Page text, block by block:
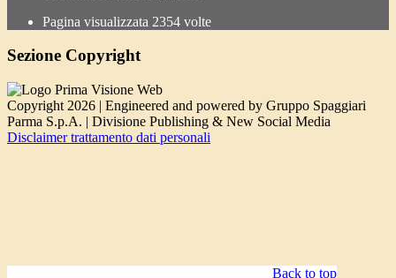
Pagina visualizzata 2354 volte
Sezione Copyright
Copyright 2026 | Engineered and powered by Gruppo Spaggiari
Parma S.p.A. | Divisione Publishing & New Social Media
Disclaimer trattamento dati personali
Back to top